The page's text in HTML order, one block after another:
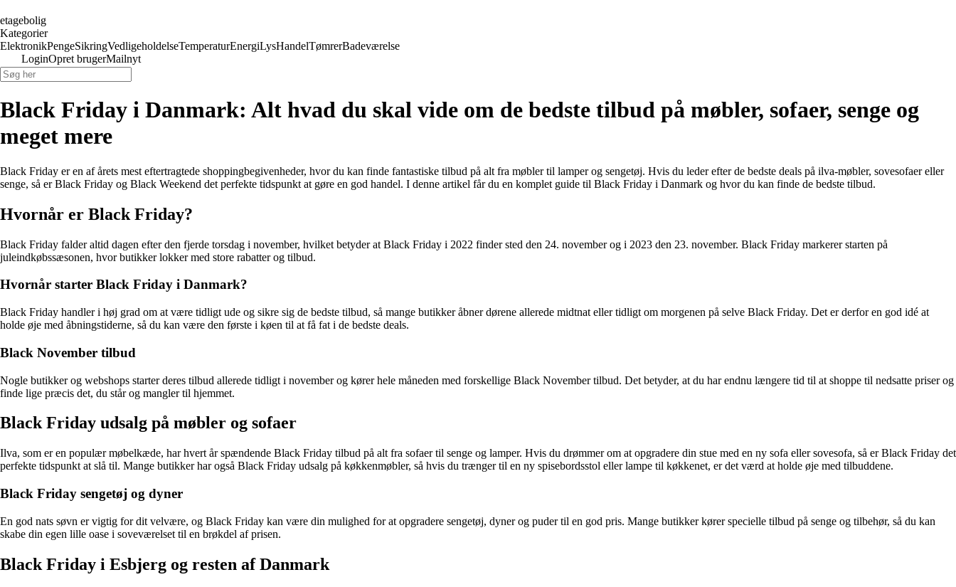
etagebolig
Kategorier
ElektronikPengeSikringVedligeholdelseTemperaturEnergiLysHandelTømrerBadeværelse
LoginOpret brugerMailnyt
Black Friday i Danmark: Alt hvad du skal vide om de bedste tilbud på møbler, sofaer, senge og
meget mere
Black Friday er en af årets mest eftertragtede shoppingbegivenheder, hvor du kan finde fantastiske tilbud på alt fra møbler til lamper og sengetøj. Hvis du leder efter de bedste deals på ilva-møbler, sovesofaer eller
senge, så er Black Friday og Black Weekend det perfekte tidspunkt at gøre en god handel. I denne artikel får du en komplet guide til Black Friday i Danmark og hvor du kan finde de bedste tilbud.
Hvornår er Black Friday?
Black Friday falder altid dagen efter den fjerde torsdag i november, hvilket betyder at Black Friday i 2022 finder sted den 24. november og i 2023 den 23. november. Black Friday markerer starten på
juleindkøbssæsonen, hvor butikker lokker med store rabatter og tilbud.
Hvornår starter Black Friday i Danmark?
Black Friday handler i høj grad om at være tidligt ude og sikre sig de bedste tilbud, så mange butikker åbner dørene allerede midtnat eller tidligt om morgenen på selve Black Friday. Det er derfor en god idé at
holde øje med åbningstiderne, så du kan være den første i køen til at få fat i de bedste deals.
Black November tilbud
Nogle butikker og webshops starter deres tilbud allerede tidligt i november og kører hele måneden med forskellige Black November tilbud. Det betyder, at du har endnu længere tid til at shoppe til nedsatte priser og
finde lige præcis det, du står og mangler til hjemmet.
Black Friday udsalg på møbler og sofaer
Ilva, som er en populær møbelkæde, har hvert år spændende Black Friday tilbud på alt fra sofaer til senge og lamper. Hvis du drømmer om at opgradere din stue med en ny sofa eller sovesofa, så er Black Friday det
perfekte tidspunkt at slå til. Mange butikker har også Black Friday udsalg på køkkenmøbler, så hvis du trænger til en ny spisebordsstol eller lampe til køkkenet, er det værd at holde øje med tilbuddene.
Black Friday sengetøj og dyner
En god nats søvn er vigtig for dit velvære, og Black Friday kan være din mulighed for at opgradere sengetøj, dyner og puder til en god pris. Mange butikker kører specielle tilbud på senge og tilbehør, så du kan
skabe din egen lille oase i soveværelset til en brøkdel af prisen.
Black Friday i Esbjerg og resten af Danmark